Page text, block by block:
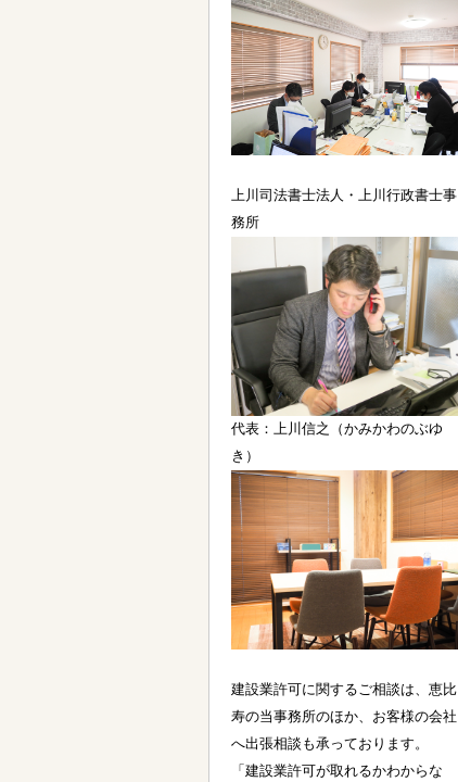
上川司法書士法人・上川行政書士事
務所
代表：上川信之（かみかわのぶゆ
き）
建設業許可に関するご相談は、恵比
寿の当事務所のほか、お客様の会社
へ出張相談も承っております。
「建設業許可が取れるかわからな